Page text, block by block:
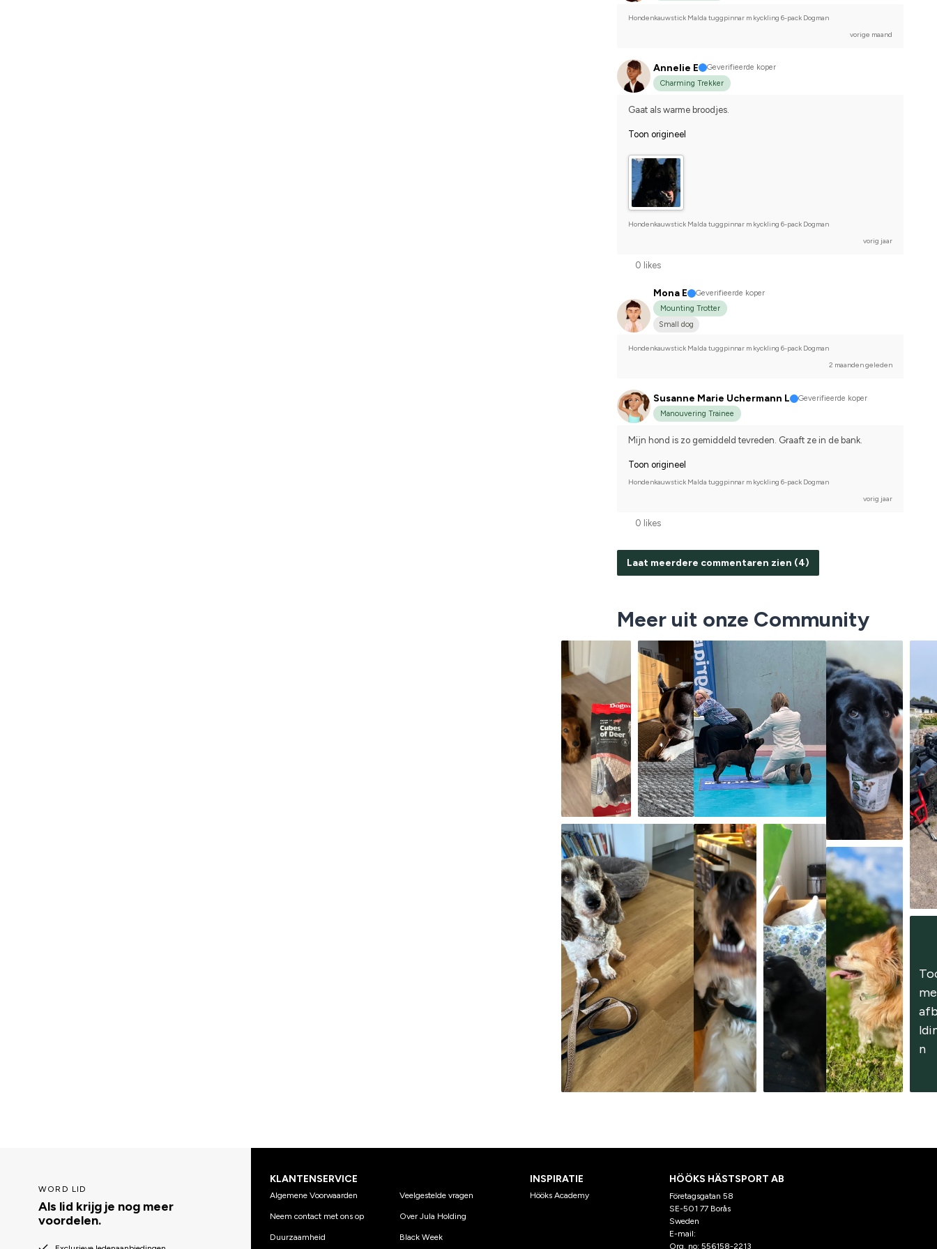
Hondenkauwstick Malda tuggpinnar m kyckling 6-pack Dogman
vorige maand
Annelie E
Geverifieerde koper
Charming Trekker
Gaat als warme broodjes.
Toon origineel
Hondenkauwstick Malda tuggpinnar m kyckling 6-pack Dogman
vorig jaar
0 likes
Mona E
Geverifieerde koper
Mounting Trotter
Small dog
Hondenkauwstick Malda tuggpinnar m kyckling 6-pack Dogman
2 maanden geleden
Susanne Marie Uchermann L
Geverifieerde koper
Manouvering Trainee
Mijn hond is zo gemiddeld tevreden. Graaft ze in de bank.
Toon origineel
Hondenkauwstick Malda tuggpinnar m kyckling 6-pack Dogman
vorig jaar
0 likes
Laat meerdere commentaren zien (4)
Meer uit onze Community
n
WORD LID
Als lid krijg je nog meer
voordelen.
KLANTENSERVICE
Algemene Voorwaarden
Neem contact met ons op
Duurzaamheid
Veelgestelde vragen
Over Jula Holding
Black Week
INSPIRATIE
Hööks Academy
HÖÖKS HÄSTSPORT AB
Företagsgatan 58
SE-501 77 Borås
Sweden
E-mail:
Org. no: 556158-2213